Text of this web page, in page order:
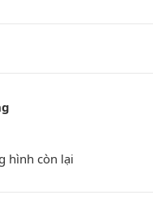
hình còn lại